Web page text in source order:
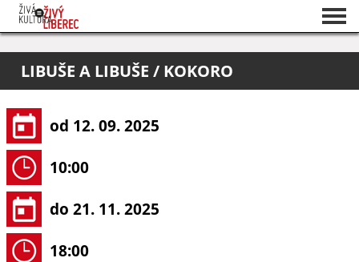
O projektu
Pořadatelé
LIBUŠE A LIBUŠE / KOKORO
od 12. 09. 2025
10:00
do 21. 11. 2025
18:00